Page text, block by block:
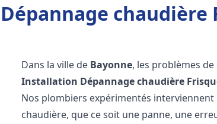
chaudière
Dans la ville de Bayonne, les problèmes
Installation Dépannage chaudière
Nos plombiers expérimentés
chaudière, que ce soit une panne, une